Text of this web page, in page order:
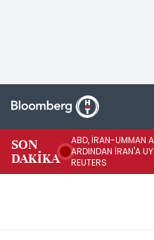
SON
DAKİKA
ABD, İRAN-UMMAN
ARDINDAN İRAN'A
REUTERS